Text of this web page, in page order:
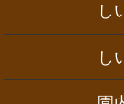
し
し